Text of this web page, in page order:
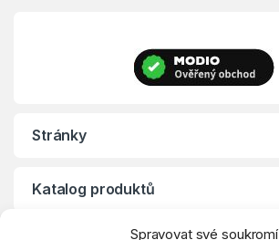
Spravovat své soukromí
Stránky
Katalog produktů